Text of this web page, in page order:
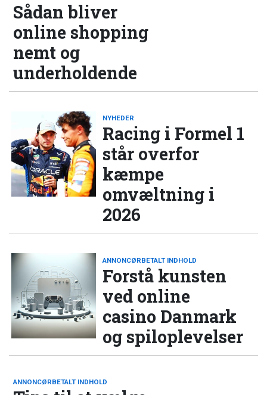
Sådan bliver
online shopping
nemt og
underholdende
NYHEDER
Racing i Formel 1
står overfor
kæmpe
omvæltning i
2026
ANNONCØRBETALT INDHOLD
Forstå kunsten
ved online
casino Danmark
og spiloplevelser
ANNONCØRBETALT INDHOLD